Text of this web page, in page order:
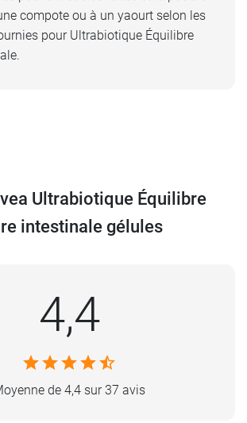
compote ou à un yaourt selon les
pour Ultrabiotique Équilibre
Ultrabiotique Équilibre
intestinale gélules
4,4
de 4,4 sur 37 avis